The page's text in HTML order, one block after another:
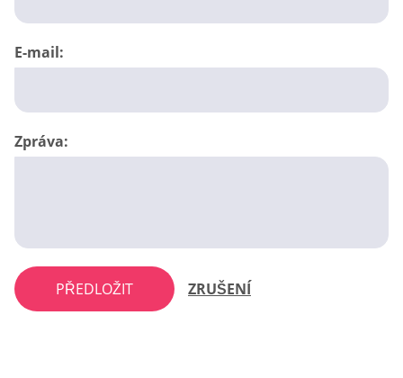
E-mail:
Zpráva:
PŘEDLOŽIT ZRUŠENÍ